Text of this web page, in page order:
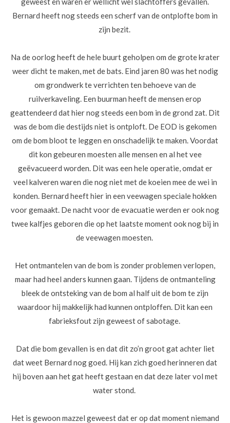
Bernard heeft nog steeds een scherf van de ontplofte bom in
zijn bezit.
Na de oorlog heeft de hele buurt geholpen om de grote krater
weer dicht te maken, met de bats. Eind jaren 80 was het nodig
om grondwerk te verrichten ten behoeve van de
ruilverkaveling. Een buurman heeft de mensen erop
geattendeerd dat hier nog steeds een bom in de grond zat. Dit
was de bom die destijds niet is ontploft. De EOD is gekomen
om de bom bloot te leggen en onschadelijk te maken. Voordat
dit kon gebeuren moesten alle mensen en al het vee
geëvacueerd worden. Dit was een hele operatie, omdat er
veel kalveren waren die nog niet met de koeien mee de wei in
konden. Bernard heeft hier in een veewagen speciale hokken
voor gemaakt. De nacht voor de evacuatie werden er ook nog
twee kalfjes geboren die op het laatste moment ook nog bij in
de veewagen moesten.
Het ontmantelen van de bom is zonder problemen verlopen,
maar had heel anders kunnen gaan. Tijdens de ontmanteling
bleek de ontsteking van de bom al half uit de bom te zijn
waardoor hij makkelijk had kunnen ontploffen. Dit kan een
fabrieksfout zijn geweest of sabotage.
Dat die bom gevallen is en dat dit zo’n groot gat achter liet
dat weet Bernard nog goed. Hij kan zich goed herinneren dat
hij boven aan het gat heeft gestaan en dat deze later vol met
water stond.
Het is gewoon mazzel geweest dat er op dat moment niemand